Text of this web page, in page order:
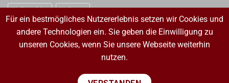
Weihnachten Weltraum
VERTRAG WIDERRUFEN
VERTRAG WIDERRUFEN
Für ein bestmögliches Nutzererlebnis setzen wir Cookies und
andere Technologien ein. Sie geben die Einwilligung zu
unseren Cookies, wenn Sie unsere Webseite weiterhin
nutzen.